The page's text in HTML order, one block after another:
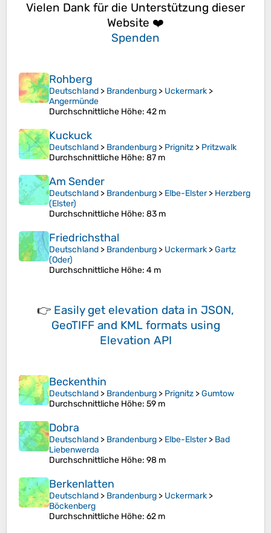
Vielen Dank für die Unterstützung dieser
Website ❤️
Spenden
Rohberg
Deutschland > Brandenburg > Uckermark >
Angermünde
Durchschnittliche Höhe: 42 m
Kuckuck
Deutschland > Brandenburg > Prignitz > Pritzwalk
Durchschnittliche Höhe: 87 m
Am Sender
Deutschland > Brandenburg > Elbe-Elster> Herzberg
(Elster)
Durchschnittliche Höhe: 83 m
Friedrichsthal
Deutschland > Brandenburg > Uckermark >Gartz
(Oder)
Durchschnittliche Höhe: 4 m
👉 Easily get elevation data in JSON,
GeoTIFF and KML formats using
Elevation API
Beckenthin
Deutschland > Brandenburg > Prignitz >Gumtow
Durchschnittliche Höhe: 59 m
Dobra
Deutschland > Brandenburg > Elbe-Elster> Bad
Liebenwerda
Durchschnittliche Höhe: 98 m
Berkenlatten
Deutschland > Brandenburg > Uckermark >
Böckenberg
Durchschnittliche Höhe: 62 m